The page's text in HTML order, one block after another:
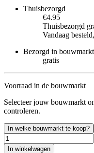
Thuisbezorgd
€4.95
Thuisbezorgd
Vandaag
Bezorgd in bouwmarkt
gratis
Voorraad in de bouwmarkt
Selecteer jouw bouwmarkt
controleren.
In welke bouwmarkt te koop?
In winkelwagen